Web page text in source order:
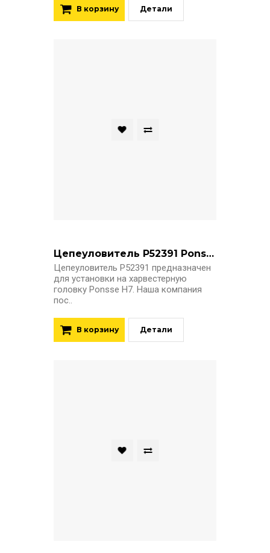
В корзину Детали
Цепеуловитель P52391 Ponsse
Цепеуловитель P52391 предназначен
для установки на харвестерную
головку Ponsse H7. Наша компания
пос..
В корзину Детали